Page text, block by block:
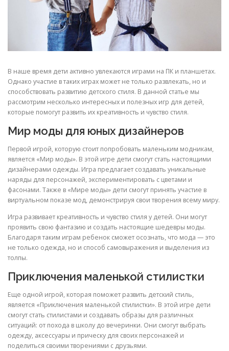
В наше время дети активно увлекаются играми на ПК и планшетах.
Однако участие в таких играх может не только развлекать, но и
способствовать развитию детского стиля. В данной статье мы
рассмотрим несколько интересных и полезных игр для детей,
которые помогут развить их креативность и чувство стиля.
Мир моды для юных дизайнеров
Первой игрой, которую стоит попробовать маленьким модникам,
является «Мир моды». В этой игре дети смогут стать настоящими
дизайнерами одежды. Игра предлагает создавать уникальные
наряды для персонажей, экспериментировать с цветами и
фасонами. Также в «Мире моды» дети смогут принять участие в
виртуальном показе мод, демонстрируя свои творения всему миру.
Игра развивает креативность и чувство стиля у детей. Они могут
проявить свою фантазию и создать настоящие шедевры моды.
Благодаря таким играм ребенок сможет осознать, что мода — это
не только одежда, но и способ самовыражения и выделения из
толпы.
Приключения маленькой стилистки
Еще одной игрой, которая поможет развить детский стиль,
является «Приключения маленькой стилистки». В этой игре дети
смогут стать стилистами и создавать образы для различных
ситуаций: от похода в школу до вечеринки. Они смогут выбрать
одежду, аксессуары и прическу для своих персонажей и
поделиться своими творениями с друзьями.